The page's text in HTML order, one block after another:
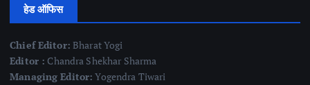
हेड ऑफिस
Chief Editor: Bharat Yogi
Editor : Chandra Shekhar Sharma
Managing Editor: Yogendra Tiwari